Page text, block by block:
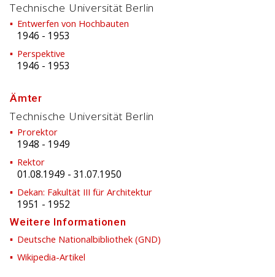
Technische Universität Berlin
Entwerfen von Hochbauten
1946 - 1953
Perspektive
1946 - 1953
Ämter
Technische Universität Berlin
Prorektor
1948 - 1949
Rektor
01.08.1949 - 31.07.1950
Dekan: Fakultät III für Architektur
1951 - 1952
Weitere Informationen
Deutsche Nationalbibliothek (GND)
Wikipedia-Artikel